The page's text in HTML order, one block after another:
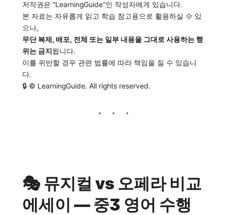
저작권은 “LearningGuide”인 작성자에게 있습니다.
본 자료는 자유롭게 읽고 학습 참고용으로 활용하실 수 있
으나,
무단 복제, 배포, 전체 또는 일부 내용을 그대로 사용하는 행
위는 금지 됩니다.
이를 위반할 경우 관련 법률에 따라 책임을 질 수 있습니
다.
🔒 © LearningGuide. All rights reserved.
🎭 뮤지컬 vs 오페라 비교
에세이 — 중3 영어 수행